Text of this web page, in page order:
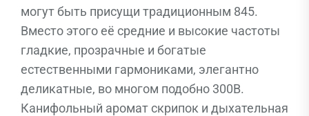
могут быть присущи традиционным 845.
Вместо этого её средние и высокие частоты
гладкие, прозрачные и богатые
естественными гармониками, элегантно
деликатные, во многом подобно 300B.
Канифольный аромат скрипок и дыхательная